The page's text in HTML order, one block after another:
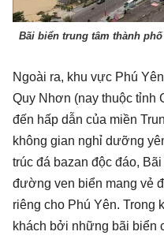
Bãi biển trung tâm thành
Ngoài ra, khu vực Phú
Quy Nhơn (nay thuộc tỉnh
đến hấp dẫn của miền
không gian nghỉ dưỡng
trúc đá bazan độc đáo,
đường ven biển mang vẻ
riêng cho Phú Yên. Trong
khách bởi những bãi biển